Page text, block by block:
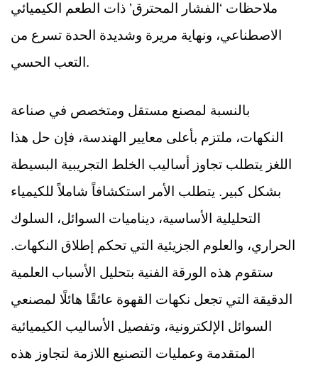
ملاحظات ‘الفشار المحترق’ ذات الطعم الكيميائي
الاصطناعي، ونهاية مريرة وشديدة الحدة تسرع من
التعب الحسي.
بالنسبة لمصنع مستقل ومتخصص في صناعة
النكهات، ملتزم بأعلى معايير الهندسة، فإن حل هذا
اللغز يتطلب تجاوز أساليب الخلط التجريبية البسيطة
بشكل كبير. يتطلب الأمر استكشافاً شاملاً للكيمياء
التحليلية الأساسية، ديناميات السوائل، السلوك
الحراري، والعلوم الجزيئية التي تحكم إطلاق النكهات.
ستقوم هذه الورقة الفنية بتحليل الأسباب العلمية
الدقيقة التي تجعل نكهات القهوة عائقًا هائلًا لمصنعي
السوائل الإلكترونية، وتفصيل الأساليب الكيميائية
المتقدمة وعمليات التصنيع اللازمة لتجاوز هذه